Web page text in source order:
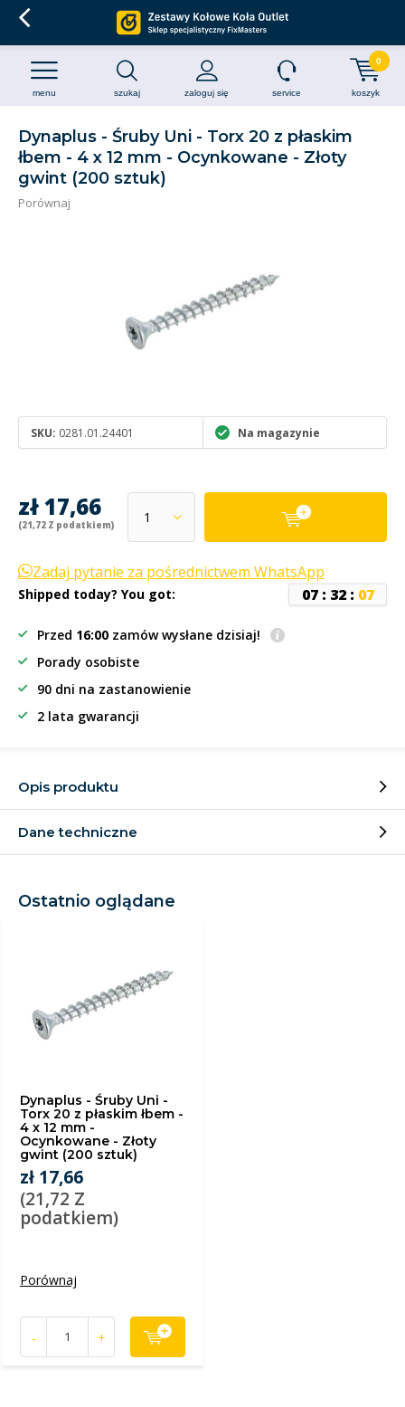
szukaj zaloguj się
menu service koszyk
0
Dynaplus - Śruby Uni - Torx 20 z płaskim
łbem - 4 x 12 mm - Ocynkowane - Złoty
gwint (200 sztuk)
Porównaj
SKU: 0281.01.24401 Na magazynie
zł 17,66
(21,72 Z podatkiem)
Zadaj pytanie za pośrednictwem WhatsApp
Shipped today? You got: 07: 32: 07
Przed 16:00 zamów wysłane dzisiaj!
Porady osobiste
90 dni na zastanowienie
2 lata gwarancji
Opis produktu
Dane techniczne
Ostatnio oglądane
Dynaplus - Śruby Uni -
Torx 20 z płaskim łbem -
4 x 12 mm -
Ocynkowane - Złoty
gwint (200 sztuk)
zł 17,66
(21,72 Z
podatkiem)
Porównaj
- +